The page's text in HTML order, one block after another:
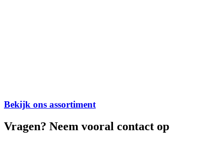
Bekijk ons assortiment
Vragen? Neem vooral contact op